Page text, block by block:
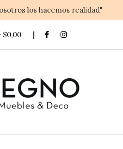
los hacemos realidad"
$0,00